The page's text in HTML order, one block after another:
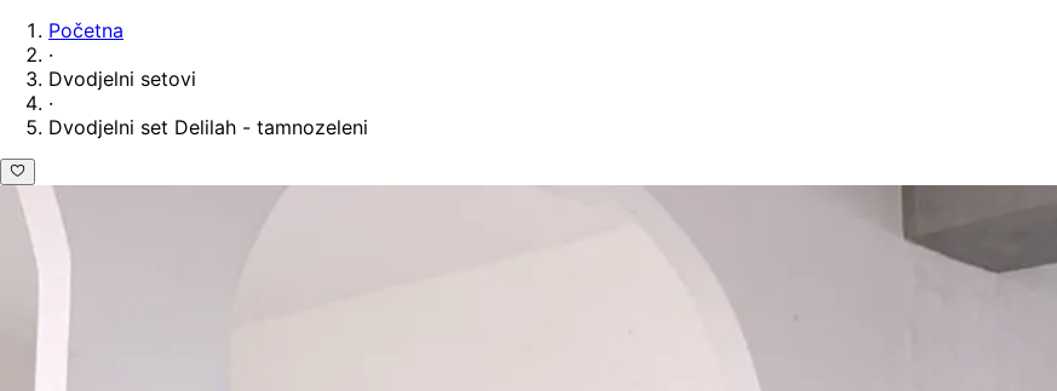
Početna
·
Dvodjelni setovi
·
Dvodjelni set Delilah - tamnozeleni